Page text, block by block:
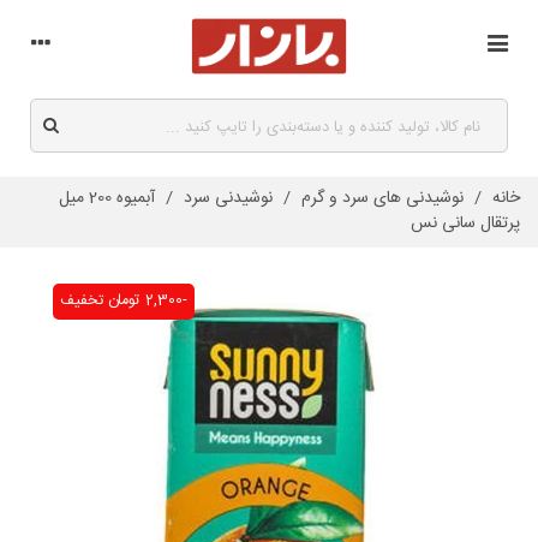
خانه / نوشیدنی های سرد و گرم / نوشیدنی سرد /
آبمیوه 200 میل
پرتقال سانی نس
تخفیف -2,300 تومان